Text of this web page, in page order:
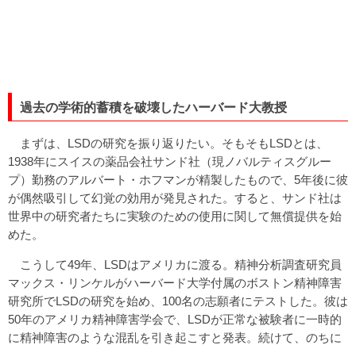
過去の学術的蓄積を破壊したハーバード大教授
まずは、LSDの研究を振り返りたい。そもそもLSDとは、
1938年にスイスの薬品会社サンド社（現ノバルティスグルー
プ）勤務のアルバート・ホフマンが精製したもので、5年後に彼
が偶然吸引して幻覚の効用が発見された。すると、サンド社は
世界中の研究者たちに実験のための使用に関して無償提供を始
めた。
こうして49年、LSDはアメリカに渡る。精神分析調査研究員
マックス・リンケルがハーバード大学付属のボストン精神障害
研究所でLSDの研究を始め、100名の志願者にテストした。彼は
50年のアメリカ精神障害学会で、LSDが正常な被験者に一時的
に精神障害のような混乱を引き起こすと発表。続けて、のちに